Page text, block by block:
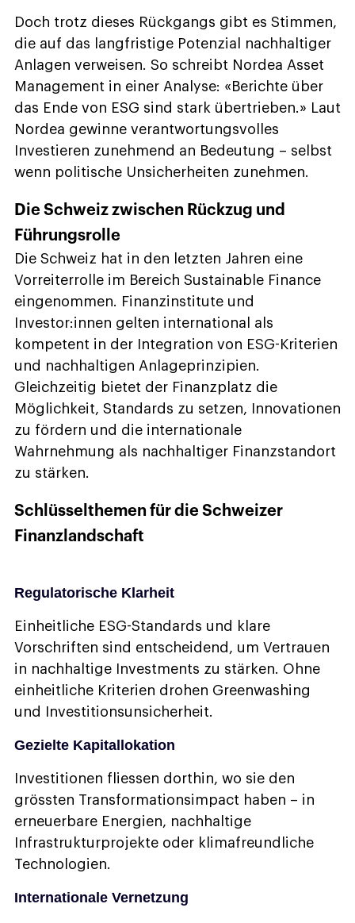
Doch trotz dieses Rückgangs gibt es Stimmen,
die auf das langfristige Potenzial nachhaltiger
Anlagen verweisen. So schreibt Nordea Asset
Management in einer Analyse: «Berichte über
das Ende von ESG sind stark übertrieben.» Laut
Nordea gewinne verantwortungsvolles
Investieren zunehmend an Bedeutung – selbst
wenn politische Unsicherheiten zunehmen.
Die Schweiz zwischen Rückzug und
Führungsrolle
Die Schweiz hat in den letzten Jahren eine
Vorreiterrolle im Bereich Sustainable Finance
eingenommen. Finanzinstitute und
Investor:innen gelten international als
kompetent in der Integration von ESG-Kriterien
und nachhaltigen Anlageprinzipien.
Gleichzeitig bietet der Finanzplatz die
Möglichkeit, Standards zu setzen, Innovationen
zu fördern und die internationale
Wahrnehmung als nachhaltiger Finanzstandort
zu stärken.
Schlüsselthemen für die Schweizer
Finanzlandschaft
Regulatorische Klarheit
Einheitliche ESG-Standards und klare
Vorschriften sind entscheidend, um Vertrauen
in nachhaltige Investments zu stärken. Ohne
einheitliche Kriterien drohen Greenwashing
und Investitionsunsicherheit.
Gezielte Kapitallokation
Investitionen fliessen dorthin, wo sie den
grössten Transformationsimpact haben – in
erneuerbare Energien, nachhaltige
Infrastrukturprojekte oder klimafreundliche
Technologien.
Internationale Vernetzung